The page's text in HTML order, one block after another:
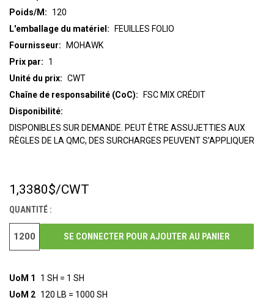
Fournisseur: MOHAWK
L'emballage du matériel: FEUILLES FOLIO
Poids/M: 120
Prix par:
1
Unité du prix: CWT
Chaîne de responsabilité (CoC):
FSC MIX CRÉDIT
Disponibilité:
DISPONIBLES SUR DEMANDE. PEUT ÊTRE ASSUJETTIES AUX
RÈGLES DE LA QMC, DES SURCHARGES PEUVENT S’APPLIQUER
STOCK
1,3380$/CWT
QUANTITÉ :
SE CONNECTER POUR AJOUTER AU PANIER
UoM 1
1 SH = 1 SH
UoM 2 120 LB = 1000 SH